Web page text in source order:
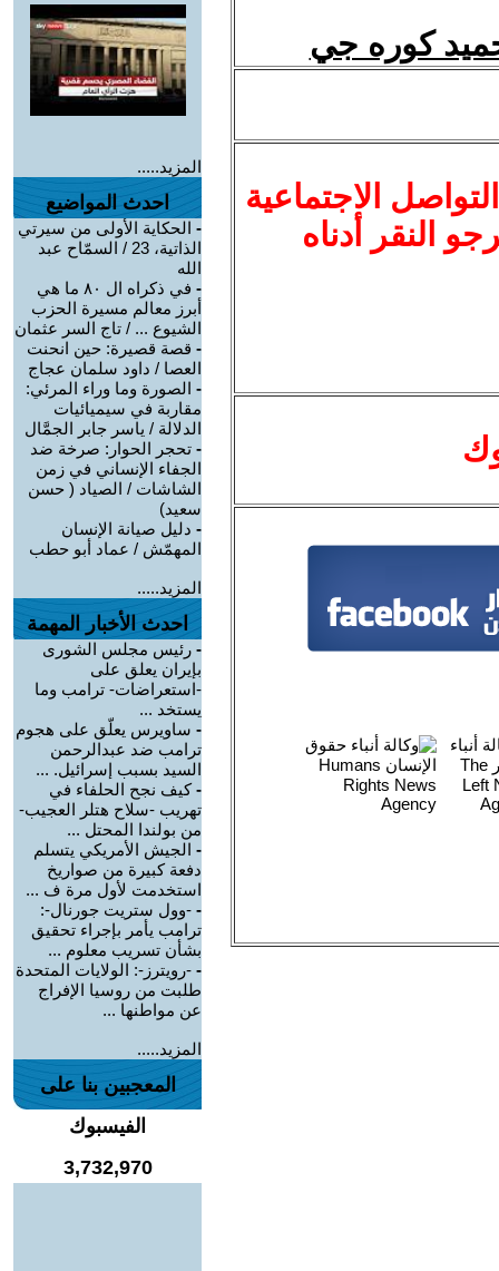
حميد كوره جي
الاجتماعية
النقر أدناه
المزيد.....
احدث المواضيع
- الحكاية الأولى من سيرتي
الذاتية، 23 / السمّاح عبد
الله
-
في ذكراه ال ٨٠ ما هي
أبرز معالم مسيرة الحزب
الشيوع ... / تاج السر عثمان
- قصة قصيرة: حين انحنت
العصا / داود سلمان عجاج
- الصورة وما وراء المرئي:
مقاربة في سيميائيات
الدلالة / ياسر جابر الجمَّال
- تحجر الحوار: صرخة ضد
الجفاء الإنساني في زمن
الشاشات / الصياد ‏( حسن
سعيد‏)
- دليل صيانة الإنسان
المهمّش / عماد أبو حطب
المزيد.....
احدث الأخبار المهمة
- رئيس مجلس الشورى
بإيران يعلق على
-استعراضات- ترامب وما
يستخد ...
- ساويرس يعلّق على هجوم
ترامب ضد عبدالرحمن
السيد بسبب إسرائيل. ...
-كيف نجح الحلفاء في
تهريب -سلاح هتلر العجيب-
من بولندا المحتل ...
- الجيش الأمريكي يتسلم
دفعة كبيرة من صواريخ
استخدمت لأول مرة ف ...
- -وول ستريت جورنال-:
ترامب يأمر بإجراء تحقيق
بشأن تسريب معلوم ...
- -رويترز-: الولايات المتحدة
طلبت من روسيا الإفراج
عن مواطنها ...
المزيد.....
المعجبين بنا على
الفيسبوك
3,732,970